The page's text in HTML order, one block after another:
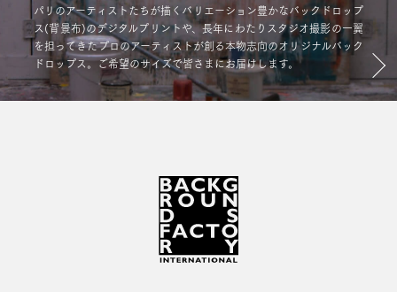
パリのアーティストたちが描くバリエーション豊かなバックドロップ
ス(背景布)のデジタルプリントや、長年にわたりスタジオ撮影の一翼
を担ってきたプロのアーティストが創る本物志向のオリジナルバック
ドロップス。ご希望のサイズで皆さまにお届けします。